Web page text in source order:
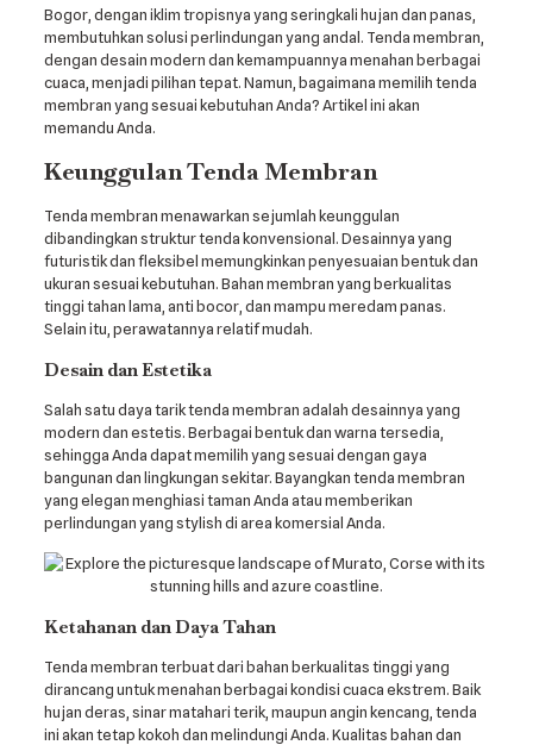
Bogor, dengan iklim tropisnya yang seringkali hujan dan panas,
membutuhkan solusi perlindungan yang andal. Tenda membran,
dengan desain modern dan kemampuannya menahan berbagai
cuaca, menjadi pilihan tepat. Namun, bagaimana memilih tenda
membran yang sesuai kebutuhan Anda? Artikel ini akan
memandu Anda.
Keunggulan Tenda Membran
Tenda membran menawarkan sejumlah keunggulan
dibandingkan struktur tenda konvensional. Desainnya yang
futuristik dan fleksibel memungkinkan penyesuaian bentuk dan
ukuran sesuai kebutuhan. Bahan membran yang berkualitas
tinggi tahan lama, anti bocor, dan mampu meredam panas.
Selain itu, perawatannya relatif mudah.
Desain dan Estetika
Salah satu daya tarik tenda membran adalah desainnya yang
modern dan estetis. Berbagai bentuk dan warna tersedia,
sehingga Anda dapat memilih yang sesuai dengan gaya
bangunan dan lingkungan sekitar. Bayangkan tenda membran
yang elegan menghiasi taman Anda atau memberikan
perlindungan yang stylish di area komersial Anda.
Ketahanan dan Daya Tahan
Tenda membran terbuat dari bahan berkualitas tinggi yang
dirancang untuk menahan berbagai kondisi cuaca ekstrem. Baik
hujan deras, sinar matahari terik, maupun angin kencang, tenda
ini akan tetap kokoh dan melindungi Anda. Kualitas bahan dan